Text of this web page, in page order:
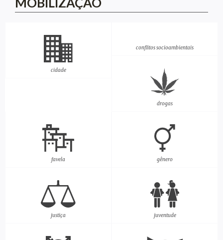
cidade
conflitos socioambientais
drogas
favela gênero
justiça juventude